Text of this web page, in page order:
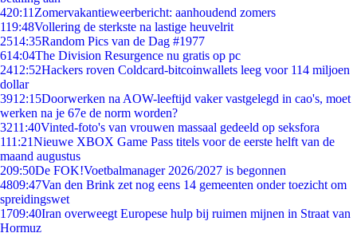
420:11 Zomervakantieweerbericht: aanhoudend zomers
119:48Vollering de sterkste na lastige heuvelrit
2514:35Random Pics van de Dag #1977
614:04The Division Resurgence nu gratis op pc
2412:52Hackers roven Coldcard-bitcoinwallets leeg voor 114 miljoen
dollar
3912:15Doorwerken na AOW-leeftijd vaker vastgelegd in cao's, moet
werken na je 67e de norm worden?
3211:40Vinted-foto's van vrouwen massaal gedeeld op seksfora
111:21Nieuwe XBOX Game Pass titels voor de eerste helft van de
maand augustus
209:50De FOK!Voetbalmanager 2026/2027 is begonnen
4809:47Van den Brink zet nog eens 14 gemeenten onder toezicht om
spreidingswet
1709:40Iran overweegt Europese hulp bij ruimen mijnen in Straat van
Hormuz